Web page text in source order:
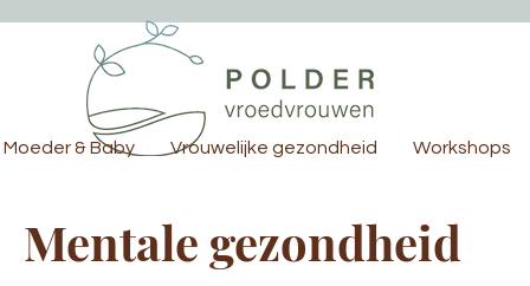
Moeder & Baby Vrouwelijke gezondheid Workshops
Mentale gezondheid